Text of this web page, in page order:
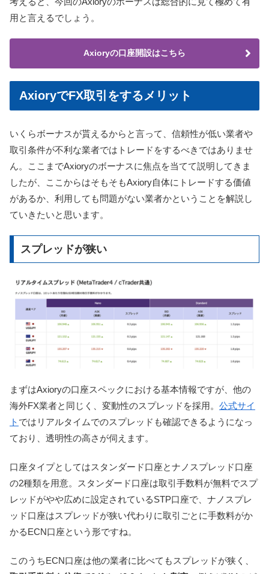
用と言えるでしょう。
Axioryの口座開設はこちら
AxioryでFX取引をするメリット
いくらボーナスが貰えるからと言って、信頼性が低い業者や
取引条件が不利な業者ではトレードをするべきではありませ
ん。ここまでAxioryのボーナスに焦点を当てて説明してきま
したが、ここからはそもそもAxiory自体にトレードする価値
があるか、利用しても問題がない業者かということを解説し
ていきたいと思います。
スプレッドが狭い
まずはAxioryの口座スペックにおける基本情報ですが、他の
海外FX業者と同じく、変動性のスプレッドを採用。 公式サイ
ト ではリアルタイムでのスプレッドも確認できるようになっ
ており、透明性の高さが伺えます。
口座タイプとしてはスタンダード口座とナノスプレッド口座
の2種類を用意。
スタンダード口座は取引手数料が無料でスプ
レッドがやや広めに設定されているSTP口座で、ナノスプレ
ッド口座はスプレッドが狭い代わりに取引ごとに手数料がか
かるECN口座という形ですね。
このうちECN口座は他の業者に比べてもスプレッドが狭く、